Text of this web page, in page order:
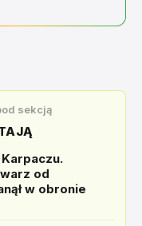
sekcją
od
w obronie